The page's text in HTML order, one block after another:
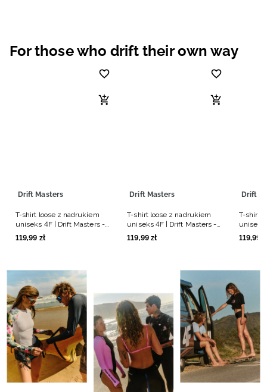
For those who drift their own way
Drift Masters
T-shirt loose z nadrukiem
uniseks 4F | Drift Masters -
biały
119,99 zł
Drift Masters
T-shirt loose z nadrukiem
uniseks 4F | Drift Masters -
czarny
119,99 zł
Drift
T-shirt
uniseks
czarny
119,99